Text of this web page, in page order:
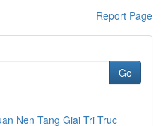
Report Page
Go
Nen Tang Giai Tri Truc